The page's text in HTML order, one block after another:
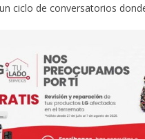
ciclo de conversatorios